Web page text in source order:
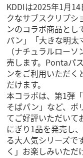
KDDIは2025年1月
クなサブスクリプシ
ンのコラボ商品とし
パン」「大きな明太
（ナチュラルロー
売します。Pontaパ
ンをご利用いただ
だけます。
本コラボは、第1弾
そばパン」など、ボ
てご好評いただいて
にぎり1品を発売し
る大人気シリーズで
く」お楽しみいただ